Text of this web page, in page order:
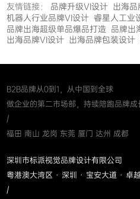
友情链接： 品牌升级VI设计 出海
机器人行业品牌VI设计 睿星人工业
品牌出海超级单品爆品打造 品牌出
出海品牌VI设计 出海品牌包装设计
B2B品牌从0到1，从中国到全球
做企业的第二市场部，持续陪跑品牌成
/
福田 南山 龙岗 东莞 厦门 达州 成都
深圳市标派视觉品牌设计有限公司
粤港澳大湾区 · 深圳 · 宝安大道 · 卓
/